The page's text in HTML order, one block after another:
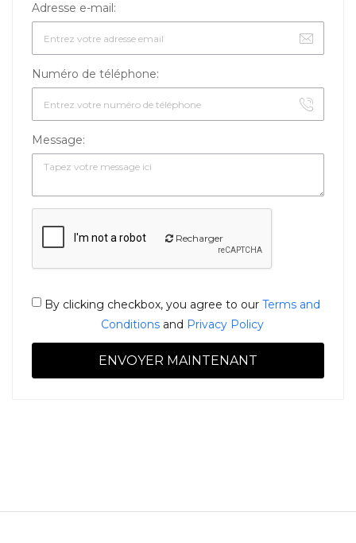
Adresse e-mail:
Numéro de téléphone:
Message:
Recharger
By clicking checkbox, you agree to ourTerms and
Conditions and Privacy Policy